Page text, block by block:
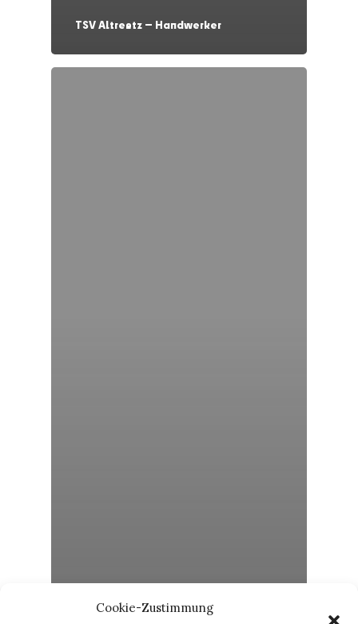
Cookie-Zustimmung
TSV Altreetz — Handwerker